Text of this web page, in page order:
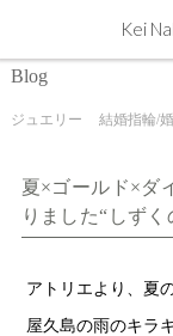
夏×ゴールド×ダイヤモンド！
がりの指輪” | 屋久島,ジュエ
Kei
Blog
ジュエリー 結婚指輪/
夏×ゴールド×ダ
りました“しず
アトリエより、夏
屋久島の雨のキラ